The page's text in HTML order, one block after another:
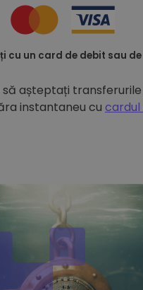
cu un card de debit sau
să așteptați
instantaneu cu